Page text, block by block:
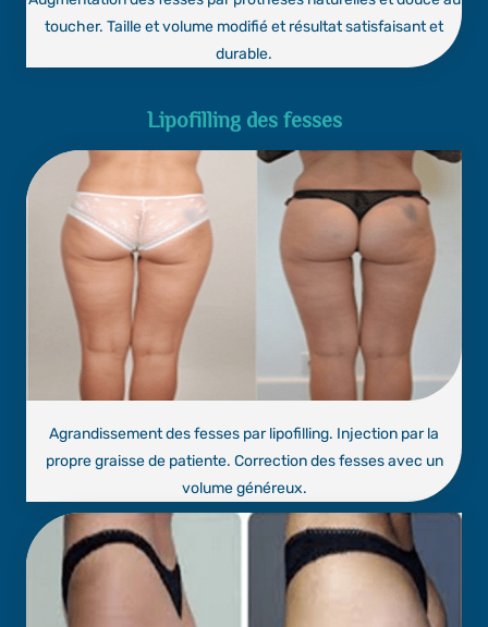
toucher. Taille et volume modifié et résultat satisfaisant et
durable.
Lipofilling des fesses
Agrandissement des fesses par lipofilling. Injection par la
propre graisse de patiente. Correction des fesses avec un
volume généreux.